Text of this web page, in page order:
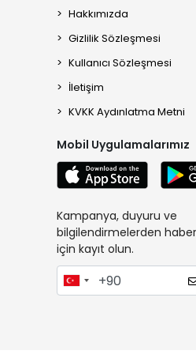
Hakkımızda
Gizlilik Sözleşmesi
Kullanıcı Sözleşmesi
İletişim
KVKK Aydınlatma Metni
Mobil Uygulamalarımız
Kampanya, duyuru ve
bilgilendirmelerden
için kayıt olun.